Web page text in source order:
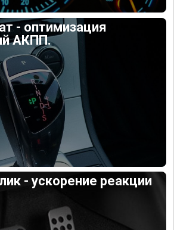
- оптимизация
АКПП.
- ускорение реакции